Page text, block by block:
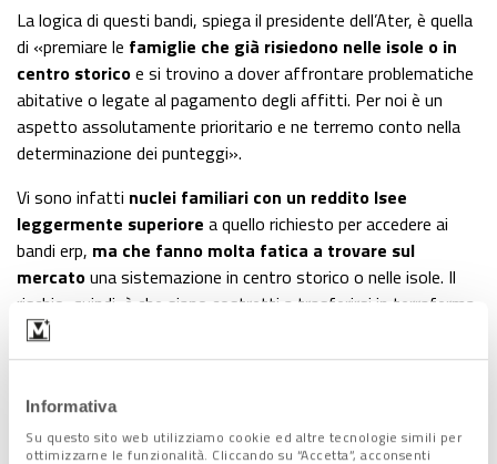
Informativa
Su questo sito web utilizziamo cookie ed altre tecnologie simili per
ottimizzarne le funzionalità. Cliccando su “Accetta”, acconsenti
La logica di questi bandi, spiega il presidente dell’Ater, è quella
di «premiare le famiglie che già risiedono nelle isole o in
centro storicoe si trovino a dover affrontare problematiche
abitative o legate al pagamento degli affitti. Per noi è un
aspetto assolutamente prioritario e ne terremo conto nella
determinazione dei punteggi».
Vi sono infatti nuclei familiari con un reddito Isee
leggermente superiore a quello richiesto per accedere ai
bandi erp, ma che fanno molta fatica a trovare sul
mercatouna sistemazione in centro storico o nelle isole. Il
rischio, quindi, è che siano costretti a trasferirsi in terraferma.
«Per evitare l’esodo – riprende Speranzon – prevederemo
premialità per chi è già residente.E abbiamo messo un
con unreddito complessivo non superiore a 62.000 euro
lordi.In tal modo, ci rivolgiamo a famiglie che, giustamente,